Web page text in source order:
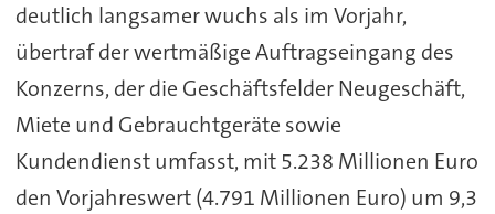
deutlich langsamer wuchs als im Vorjahr,
übertraf der wertmäßige Auftragseingang des
Konzerns, der die Geschäftsfelder Neugeschäft,
Miete und Gebrauchtgeräte sowie
Kundendienst umfasst, mit 5.238 Millionen Euro
den Vorjahreswert (4.791 Millionen Euro) um 9,3